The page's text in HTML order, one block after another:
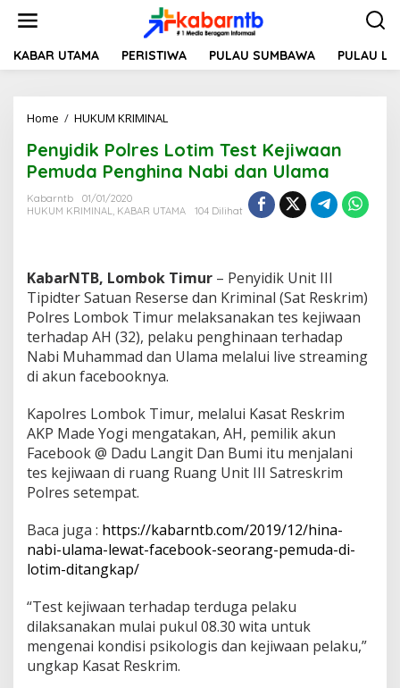
t
KABAR UTAMA PERISTIWA PULAU SUMBAWA PULAU
Home / HUKUM KRIMINAL
n
y
i
i
l
r
e
s
L
o
m
T
e
s
t
i
w
n
P
e
m
u
Penyidik Polres Lotim Test Kejiwaan
Pemuda Penghina Nabi dan Ulama
Kabarntb
01/01/2020
HUKUM KRIMINAL, KABAR UTAMA 104 Dilihat
KabarNTB, Lombok Timur – Penyidik Unit III
Tipidter Satuan Reserse dan Kriminal (Sat Reskrim)
Polres Lombok Timur melaksanakan tes kejiwaan
terhadap AH (32), pelaku penghinaan terhadap
Nabi Muhammad dan Ulama melalui live streaming
di akun facebooknya.
Kapolres Lombok Timur, melalui Kasat Reskrim
AKP Made Yogi mengatakan, AH, pemilik akun
Facebook @ Dadu Langit Dan Bumi itu menjalani
tes kejiwaan di ruang Ruang Unit III Satreskrim
Polres setempat.
Baca juga : https://kabarntb.com/2019/12/hina-
nabi-ulama-lewat-facebook-seorang-pemuda-di-
lotim-ditangkap/
“Test kejiwaan terhadap terduga pelaku
dilaksanakan mulai pukul 08.30 wita untuk
mengenai kondisi psikologis dan kejiwaan pelaku,”
ungkap Kasat Reskrim.